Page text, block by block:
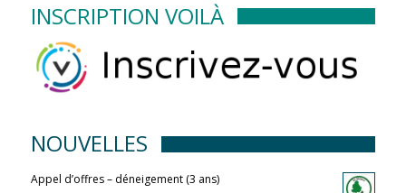
INSCRIPTION VOILÀ
NOUVELLES
Appel d’offres – déneigement (3 ans)